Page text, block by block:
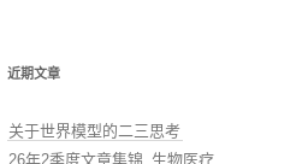
近期文章
关于世界模型的二三思考
26年2季度文章集锦_生物医疗